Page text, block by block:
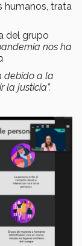
humanos, trata
del grupo
nos ha
debido a la
la justicia”.